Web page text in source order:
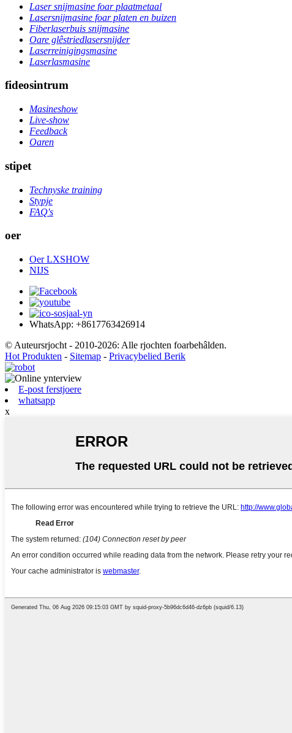
Laser snijmasine foar plaatmetaal
Lasersnijmasine foar platen en buizen
Fiberlaserbuis snijmasine
Oare glêstriedlasersnijder
Laserreinigingsmasine
Laserlasmasine
fideosintrum
Masineshow
Live-show
Feedback
Oaren
stipet
Technyske training
Stypje
FAQ's
oer
Oer LXSHOW
NIJS
WhatsApp: +8617763426914
© Auteursrjocht - 2010-2026: Alle rjochten foarbehâlden.
Hot Produkten - Sitemap - Privacybelied Berik
E-post ferstjoere
whatsapp
x